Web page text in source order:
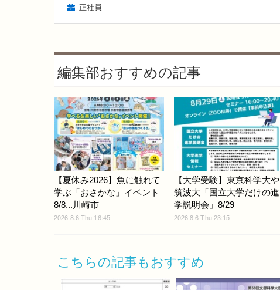
正社員
編集部おすすめの記事
【夏休み2026】魚に触れて
学ぶ「おさかな」イベント
8/8...川崎市
2026.8.6 Thu 16:45
【大学受験】東京科学大や
筑波大「国立大学だけの進
学説明会」8/29
2026.8.6 Thu 23:15
こちらの記事もおすすめ